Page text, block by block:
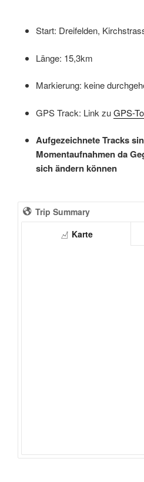
Start: Dreifelden,
Länge: 15,3km
Markierung: keine
GPS Track: Link zuGPS-
Aufgezeichnete Tracks
Momentaufnahmen da
sich ändern können
Trip Summary
Karte